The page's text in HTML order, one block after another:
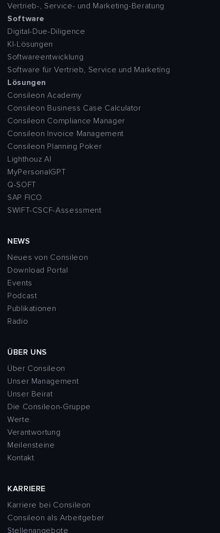
Vertrieb-, Service- und Marketing-Beratung
Software
Digital-Due-Diligence
KI-Lösungen
Softwareentwicklung
Software für Vertrieb, Service und Marketing
Lösungen
Consileon Academy
Consileon Business Case Calculator
Consileon Compliance Manager
Consileon Invoice Management
Consileon Planning Poker
Lighthouz AI
MyPersonalGPT
Q-SOFT
SAP FICO
SWIFT-CSCF-Assessment
NEWS
Neues von Consileon
Download Portal
Events
Podcast
Publikationen
Radio
ÜBER UNS
Über Consileon
Unser Management
Unser Beirat
Die Consileon-Gruppe
Werte
Verantwortung
Meilensteine
Kontakt
KARRIERE
Karriere bei Consileon
Consileon als Arbeitgeber
Stellenangebote